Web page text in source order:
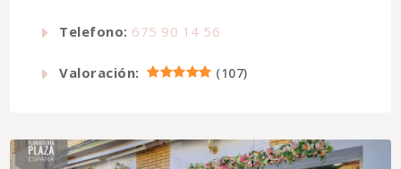
Telefono: 675 90 14 56
Valoración: (107)